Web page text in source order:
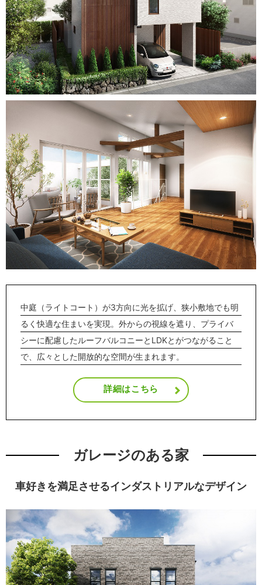
中庭（ライトコート）が3方向に光を拡げ、狭小敷地でも明
るく快適な住まいを実現。外からの視線を遮り、プライバ
シーに配慮したルーフバルコニーとLDKとがつながること
で、広々とした開放的な空間が生まれます。
詳細はこちら
ガレージのある家
車好きを満足させるインダストリアルなデザイン